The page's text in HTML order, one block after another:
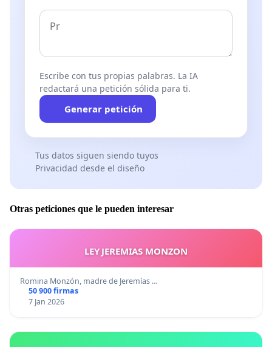
Escribe con tus propias palabras. La IA
redactará una petición sólida para ti.
Generar petición
Tus datos siguen siendo tuyos
Privacidad desde el diseño
Otras peticiones que le pueden interesar
LEY JEREMIAS MONZON
Romina Monzón, madre de Jeremías …
50 900 firmas
7 Jan 2026